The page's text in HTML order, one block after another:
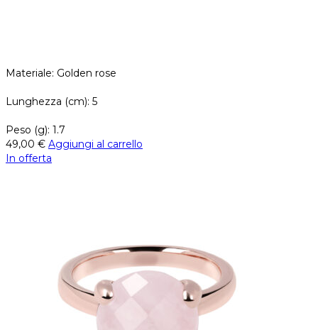
Materiale: Golden rose
Lunghezza (cm): 5
Peso (g): 1.7
49,00 € Aggiungi al carrello
In offerta